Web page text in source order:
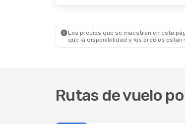
- Ciudad De México
Los precios que se muestran en esta
que la disponibilidad y los precios están
Rutas de vuelo